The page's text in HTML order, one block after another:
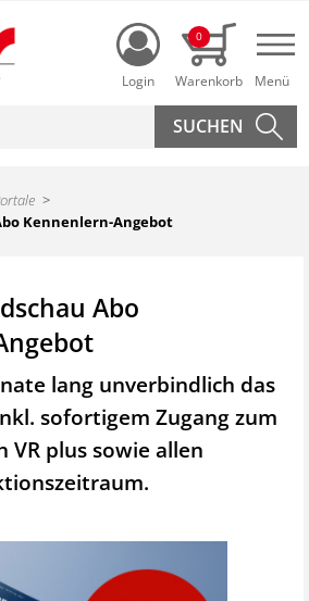
Login
0
Kennenlern-Angebot
Abo
lang unverbindlich das
sofortigem Zugang zum
VR plus sowie allen